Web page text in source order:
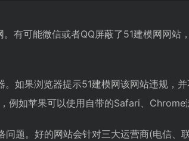
有可能微信或者QQ屏蔽了51建模网网
如果浏览器提示51建模网该网站违规，
例如苹果可以使用自带的Safari、Chrome
问题。好的网站会针对三大运营商(电信